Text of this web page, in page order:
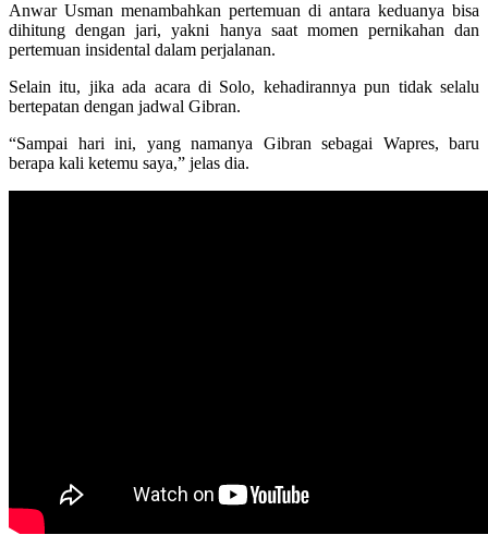
Anwar Usman menambahkan pertemuan di antara keduanya bisa
dihitung dengan jari, yakni hanya saat momen pernikahan dan
pertemuan insidental dalam perjalanan.
Selain itu, jika ada acara di Solo, kehadirannya pun tidak selalu
bertepatan dengan jadwal Gibran.
“Sampai hari ini, yang namanya Gibran sebagai Wapres, baru
berapa kali ketemu saya,” jelas dia.